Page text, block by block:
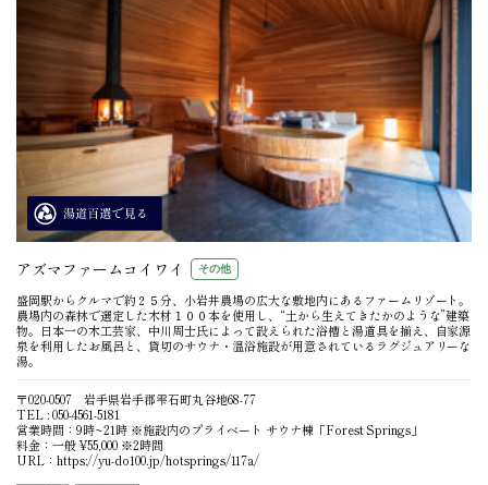
アズマファームコイワイ その他
盛岡駅からクルマで約２５分、小岩井農場の広大な敷地内にあるファームリゾート。
農場内の森林で選定した木材１００本を使用し、“土から生えてきたかのような”建築
物。日本一の木工芸家、中川周士氏によって設えられた浴槽と湯道具を揃え、自家源
泉を利用したお風呂と、貸切のサウナ・温浴施設が用意されているラグジュアリーな
湯。
〒020-0507 岩手県岩手郡雫石町丸谷地68-77
TEL : 050-4561-5181
営業時間：9時~21時 ※施設内のプライベート サウナ棟「Forest Springs」
料金：一般 ¥55,000 ※2時間
URL： https://yu-do100.jp/hotsprings/117a/